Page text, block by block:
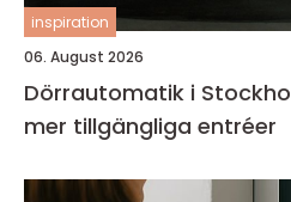
inspiration
06. August 2026
Dörrautomatik i
mer tillgängliga entréer